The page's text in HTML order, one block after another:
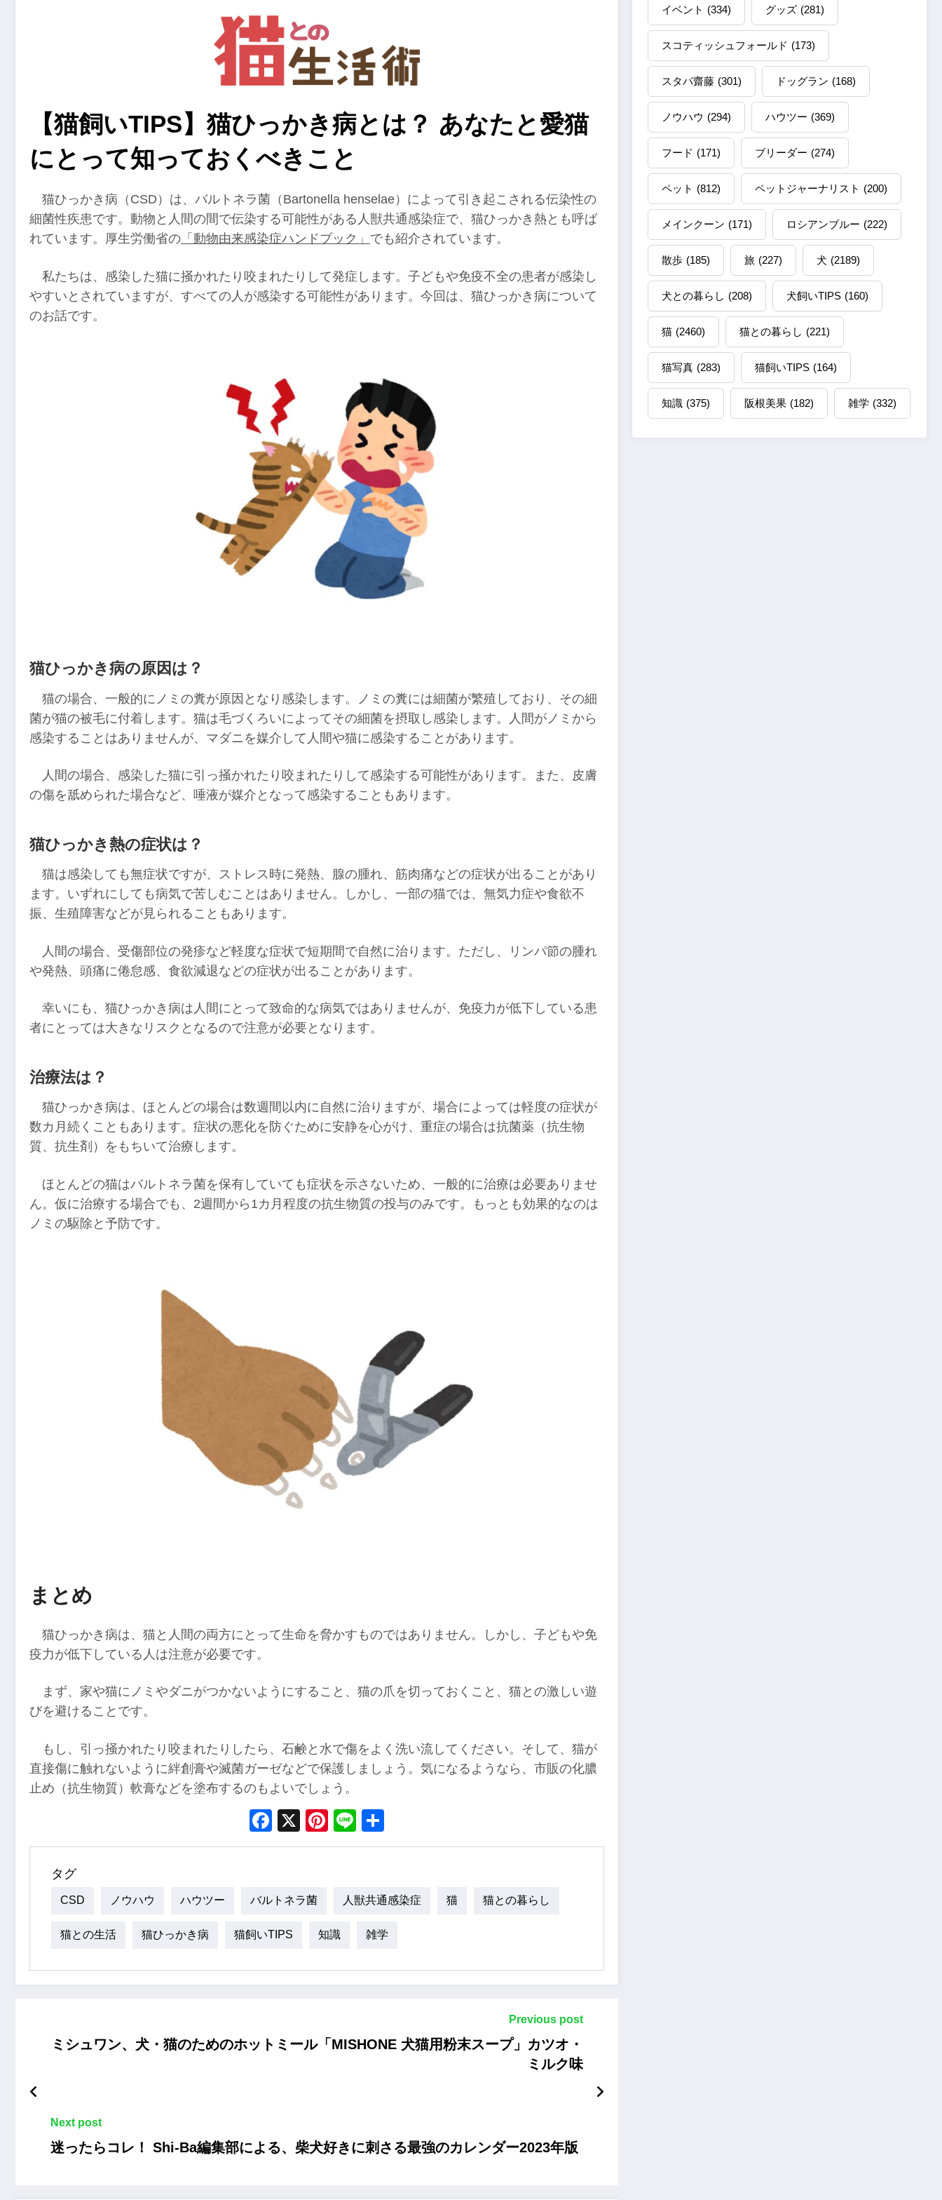
【猫飼いTIPS】猫ひっかき病とは？ あなたと愛猫
にとって知っておくべきこと
猫ひっかき病（CSD）は、バルトネラ菌（Bartonella henselae）によって引き起こされる伝染性の
細菌性疾患です。動物と人間の間で伝染する可能性がある人獣共通感染症で、猫ひっかき熱とも呼ば
れています。厚生労働省の 「動物由来感染症ハンドブック」 でも紹介されています。
私たちは、感染した猫に掻かれたり咬まれたりして発症します。子どもや免疫不全の患者が感染し
やすいとされていますが、すべての人が感染する可能性があります。今回は、猫ひっかき病について
のお話です。
猫ひっかき病の原因は？
猫の場合、一般的にノミの糞が原因となり感染します。ノミの糞には細菌が繁殖しており、その細
菌が猫の被毛に付着します。猫は毛づくろいによってその細菌を摂取し感染します。人間がノミから
感染することはありませんが、マダニを媒介して人間や猫に感染することがあります。
人間の場合、感染した猫に引っ掻かれたり咬まれたりして感染する可能性があります。また、皮膚
の傷を舐められた場合など、唾液が媒介となって感染することもあります。
猫ひっかき熱の症状は？
猫は感染しても無症状ですが、ストレス時に発熱、腺の腫れ、筋肉痛などの症状が出ることがあり
ます。いずれにしても病気で苦しむことはありません。しかし、一部の猫では、無気力症や食欲不
振、生殖障害などが見られることもあります。
人間の場合、受傷部位の発疹など軽度な症状で短期間で自然に治ります。ただし、リンパ節の腫れ
や発熱、頭痛に倦怠感、食欲減退などの症状が出ることがあります。
幸いにも、猫ひっかき病は人間にとって致命的な病気ではありませんが、免疫力が低下している患
者にとっては大きなリスクとなるので注意が必要となります。
治療法は？
猫ひっかき病は、ほとんどの場合は数週間以内に自然に治りますが、場合によっては軽度の症状が
数カ月続くこともあります。症状の悪化を防ぐために安静を心がけ、重症の場合は抗菌薬（抗生物
質、抗生剤）をもちいて治療します。
ほとんどの猫はバルトネラ菌を保有していても症状を示さないため、一般的に治療は必要ありませ
ん。仮に治療する場合でも、2週間から1カ月程度の抗生物質の投与のみです。もっとも効果的なのは
ノミの駆除と予防です。
まとめ
猫ひっかき病は、猫と人間の両方にとって生命を脅かすものではありません。しかし、子どもや免
疫力が低下している人は注意が必要です。
まず、家や猫にノミやダニがつかないようにすること、猫の爪を切っておくこと、猫との激しい遊
びを避けることです。
もし、引っ掻かれたり咬まれたりしたら、石鹸と水で傷をよく洗い流してください。そして、猫が
直接傷に触れないように絆創膏や滅菌ガーゼなどで保護しましょう。気になるようなら、市販の化膿
止め（抗生物質）軟膏などを塗布するのもよいでしょう。
Facebook
X Pinterest
Line
タグ
CSD ノウハウ ハウツー バルトネラ菌 人獣共通感染症 猫 猫との暮らし
猫との生活 猫ひっかき病 猫飼いTIPS 知識 雑学
Previous post
ミシュワン、犬・猫のためのホットミール「MISHONE 犬猫用粉末スープ」カツオ・
ミルク味
Next post
迷ったらコレ！ Shi-Ba編集部による、柴犬好きに刺さる最強のカレンダー2023年版
イベント (334) グッズ (281)
スコティッシュフォールド (173)
スタパ齋藤 (301) ドッグラン (168)
ノウハウ (294) ハウツー (369)
フード (171) ブリーダー (274)
ペット (812) ペットジャーナリスト (200)
メインクーン (171) ロシアンブルー (222)
散歩 (185) 旅 (227) 犬 (2189)
犬との暮らし (208) 犬飼いTIPS (160)
猫 (2460) 猫との暮らし (221)
猫写真 (283) 猫飼いTIPS (164)
知識 (375) 阪根美果 (182) 雑学 (332)